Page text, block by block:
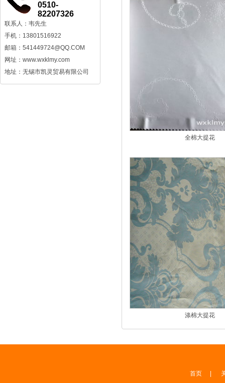
0510-
82207326
联系人：韦先生
手机：13801516922
邮箱： 541449724@QQ.COM
网址：www.wxklmy.com
地址：无锡市凯灵贸易有限公司
全棉大提花
涤棉大提花
首页